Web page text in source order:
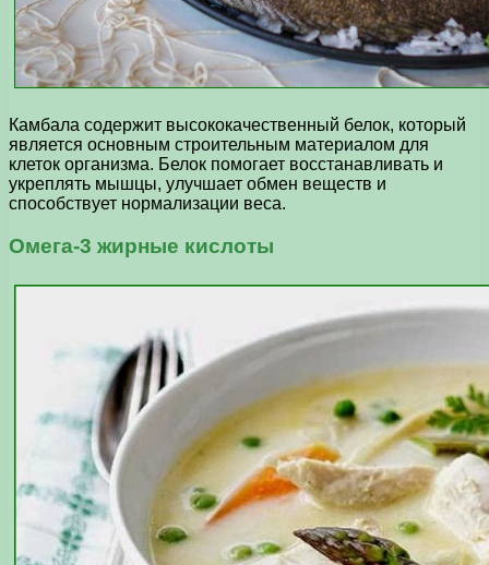
Камбала содержит высококачественный белок, который
является основным строительным материалом для
клеток организма. Белок помогает восстанавливать и
укреплять мышцы, улучшает обмен веществ и
способствует нормализации веса.
Омега-3 жирные кислоты